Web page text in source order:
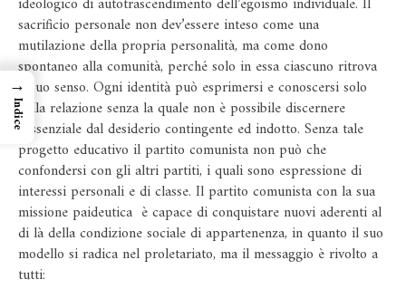
sacrificio personale non dev’essere inteso come una
mutilazione della propria personalità, ma come dono
spontaneo alla comunità, perché solo in essa ciascuno ritrova
il suo senso. Ogni identità può esprimersi e conoscersi solo
nella relazione senza la quale non è possibile discernere
l’essenziale dal desiderio contingente ed indotto. Senza tale
progetto educativo il partito comunista non può che
confondersi con gli altri partiti, i quali sono espressione di
interessi personali e di classe. Il partito comunista con la sua
missione paideutica è capace di conquistare nuovi aderenti al
di là della condizione sociale di appartenenza, in quanto il suo
modello si radica nel proletariato, ma il messaggio è rivolto a
tutti:
→
Indice